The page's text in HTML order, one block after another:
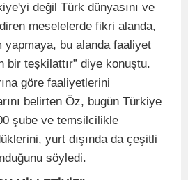
değil Türk dünyasını ve
meselelerde fikri alanda,
yapmaya, bu alanda faaliyet
bir teşkilattır” diye konuştu.
göre faaliyetlerini
belirten Öz, bugün Türkiye
şube ve temsilcilikle
yurt dışında da çeşitli
söyledi.